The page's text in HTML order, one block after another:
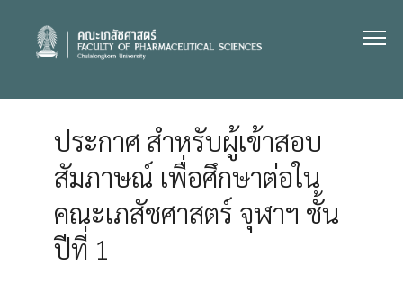
content
ประกาศ สำหรับผู้เข้าสอบ
สัมภาษณ์ เพื่อศึกษาต่อใน
คณะเภสัชศาสตร์ จุฬาฯ ชั้น
ปีที่ 1